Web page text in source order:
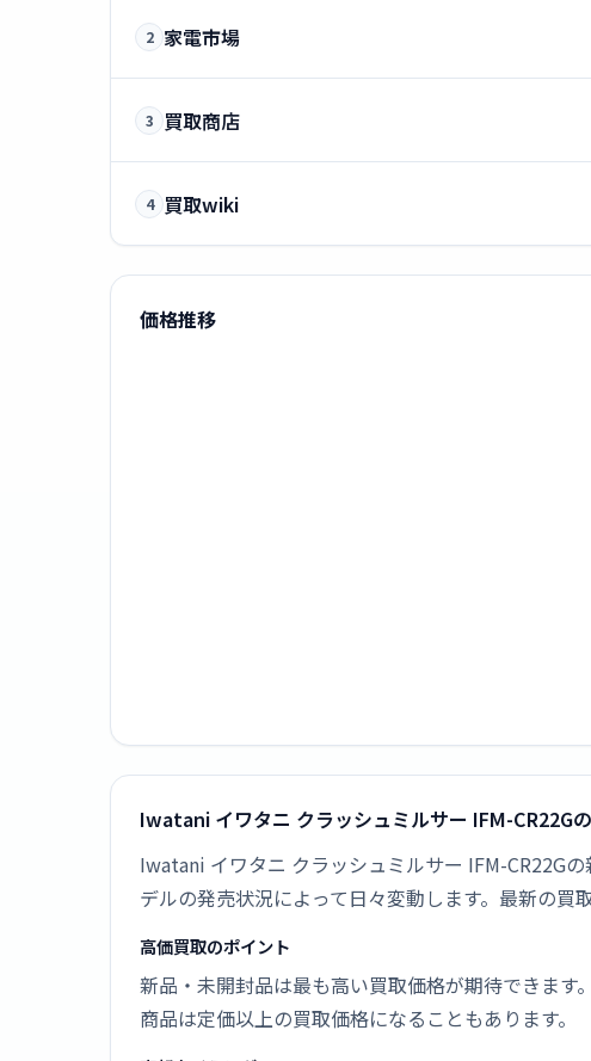
2 家電市場
3 買取商店
4 買取wiki
価格推移
Iwatani イワタニ クラッシュミルサー IFM-CR22G
Iwatani イワタニ クラッシュミルサー IFM-CR22G
デルの発売状況によって日々変動します。最新の買
高価買取のポイント
新品・未開封品は最も高い買取価格が期待できま
商品は定価以上の買取価格になることもあります。